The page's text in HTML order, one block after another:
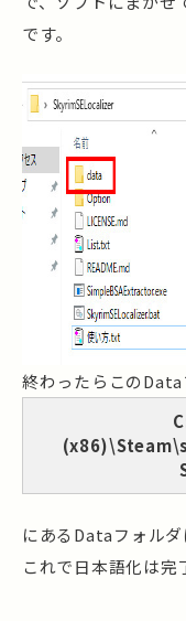
です。
終わったらこのData
にあるDataフォルダ
これで日本語化は完